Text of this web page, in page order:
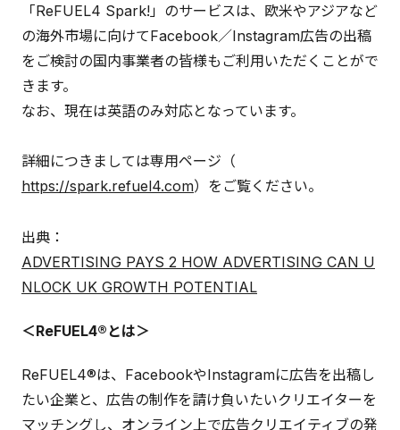
「ReFUEL4 Spark!」のサービスは、欧米やアジアなど
の海外市場に向けてFacebook／Instagram広告の出稿
をご検討の国内事業者の皆様もご利用いただくことがで
きます。
なお、現在は英語のみ対応となっています。
詳細につきましては専用ページ（
https://spark.refuel4.com）をご覧ください。
出典：
ADVERTISING PAYS 2 HOW ADVERTISING CAN U
NLOCK UK GROWTH POTENTIAL
＜ReFUEL4®とは＞
ReFUEL4®は、FacebookやInstagramに広告を出稿し
たい企業と、広告の制作を請け負いたいクリエイターを
マッチングし、オンライン上で広告クリエイティブの発